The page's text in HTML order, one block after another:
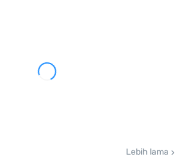
Lebih lama